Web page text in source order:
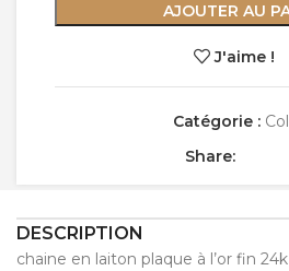
AJOUTER AU
J'aime !
Catégorie :
Share:
DESCRIPTION
chaine en laiton plaque à l’or fin